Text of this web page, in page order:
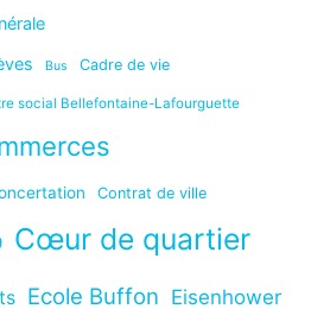
Bus Cadre de vie
social Bellefontaine-Lafourguette
Contrat de ville
Cœur de quartier
Ecole Buffon Eisenhower